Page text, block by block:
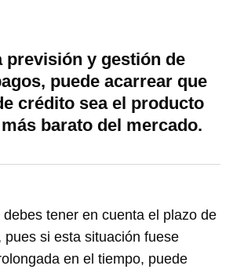
previsión y gestión de
puede acarrear que
crédito sea el producto
barato del mercado.
tener en cuenta el plazo de
pues si esta situación fuese
en el tiempo, puede